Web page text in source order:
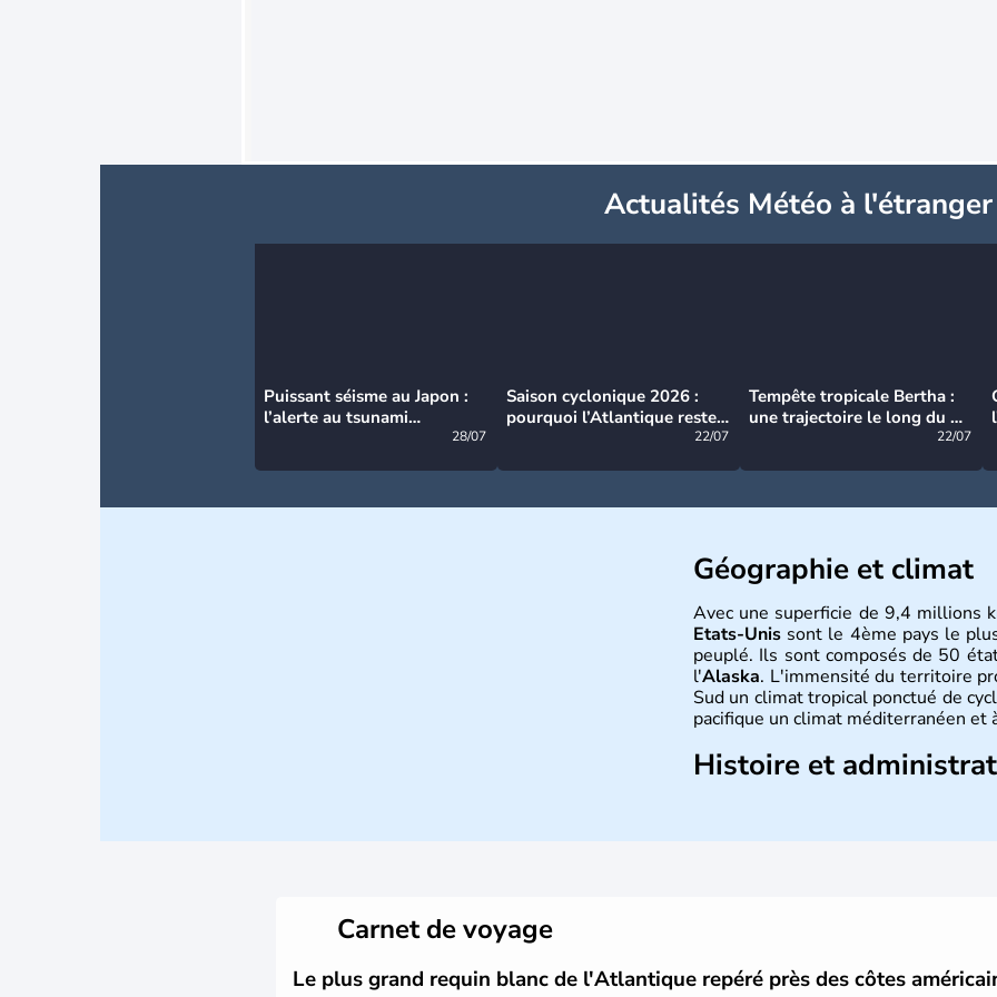
Actualités Météo à l'étranger
Puissant séisme au Japon :
l’alerte au tsunami
28/07
Saison cyclonique 2026 :
pourquoi l’Atlantique reste
22/07
Tempête tropicale Bertha :
une trajectoire le long du du
22/07
Géographie et climat
Avec une superficie de 9,4 millions
Etats-Unis sont le 4ème pays le
peuplé. Ils sont composés de 50
l'Alaska. L'immensité du territoire
Sud un climat tropical ponctué de
pacifique un climat méditerranéen
Histoire et
Carnet de voyage
Le plus grand requin blanc de l'Atlantique repéré près des côtes